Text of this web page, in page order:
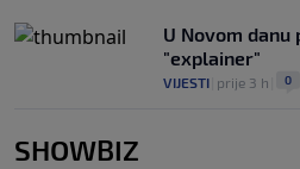
U Novom
"explainer"
VIJESTI prije 3 h 0
SHOWBIZ